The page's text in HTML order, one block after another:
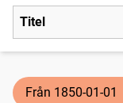
Titel
Från 1850-01-01